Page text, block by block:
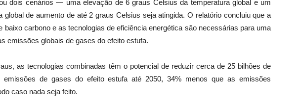
dois cenários — uma elevação de 6 graus Celsius da temperatura global e um
global de aumento de até 2 graus Celsius seja atingida. O relatório concluiu que a
baixo carbono e as tecnologias de eficiência energética são necessárias para uma
emissões globais de gases do efeito estufa.
as tecnologias combinadas têm o potencial de reduzir cerca de 25 bilhões de
emissões de gases do efeito estufa até 2050, 34% menos que as emissões
caso nada seja feito.